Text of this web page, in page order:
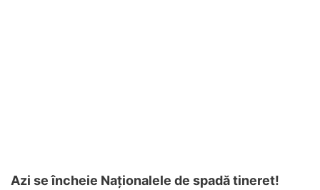
Azi se încheie Naționalele de spadă tineret!